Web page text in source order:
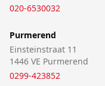
020-6530032
Purmerend
Einsteinstraat 11
1446 VE Purmerend
0299-423852